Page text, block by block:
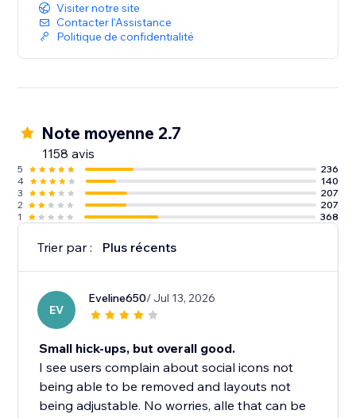
Visiter notre site
Contacter l'Assistance
Politique de confidentialité
Note moyenne 2.7
1158 avis
5
236
4
140
3
207
2
207
1
368
Trier par : Plus récents
EV
Eveline650/ Jul 13, 2026
Small hick-ups, but overall good.
I see users complain about social icons not
being able to be removed and layouts not
being adjustable. No worries, alle that can be